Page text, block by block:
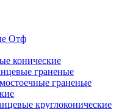
Отф
конические
граненые
граненые
круглоконические